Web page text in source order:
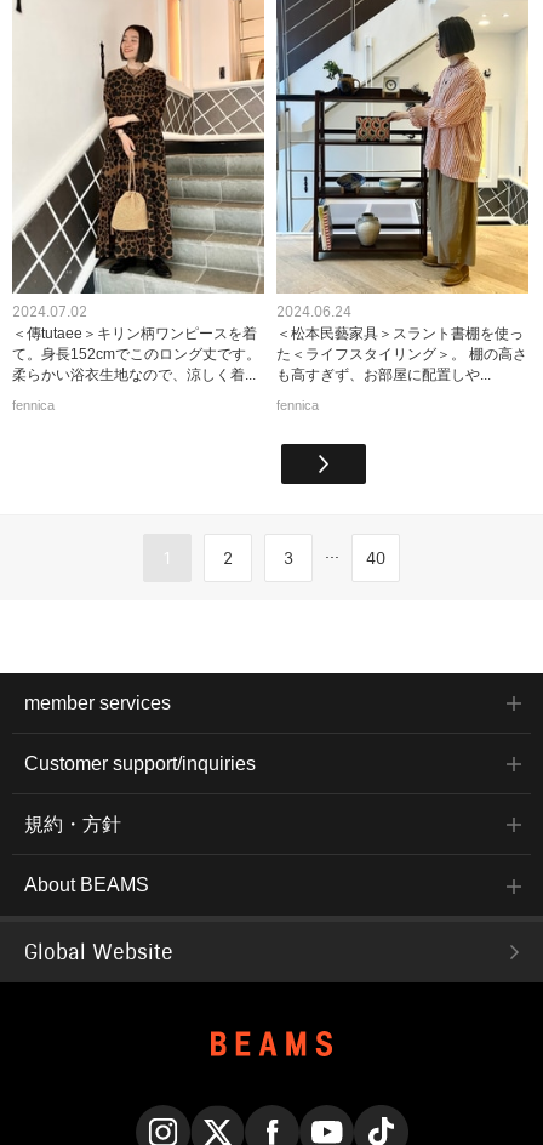
2024.07.02
＜傳tutaee＞キリン柄ワンピースを着
て。身長152cmでこのロング丈です。
柔らかい浴衣生地なので、涼しく着...
fennica
2024.06.24
＜松本民藝家具＞スラント書棚を使っ
た＜ライフスタイリング＞。 棚の高さ
も高すぎず、お部屋に配置しや...
fennica
1 2 3 ... 40
member services
Customer support/inquiries
規約・方針
About BEAMS
Global Website